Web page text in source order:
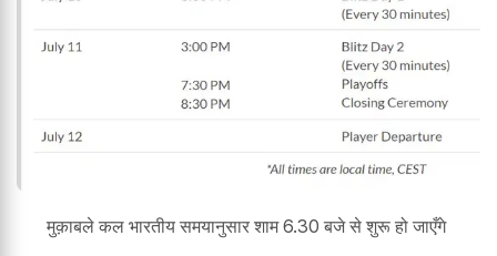
मुक़ाबले कल भारतीय समयानुसार शाम 6.30 बजे से शुरू हो जाएँगे